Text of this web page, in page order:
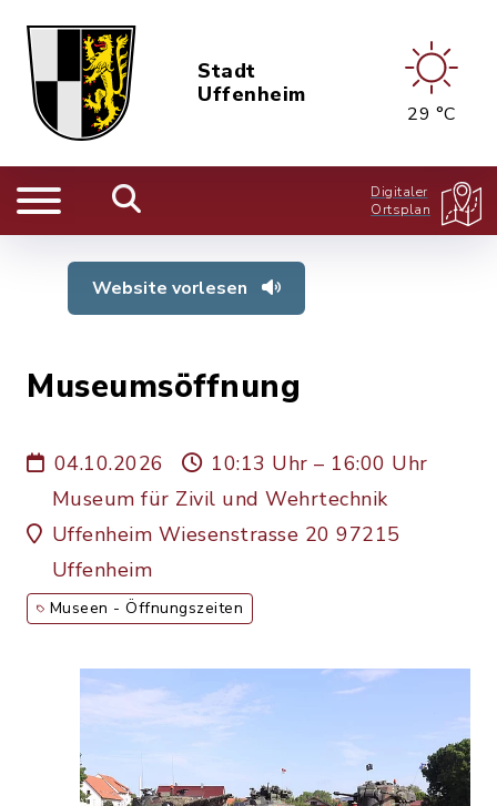
Stadt
Uffenheim
29 °C
Digitaler
Ortsplan
Website vorlesen
Museumsöffnung
04.10.2026
10:13 Uhr – 16:00 Uhr
Museum für Zivil und Wehrtechnik
Uffenheim Wiesenstrasse 20 97215
Uffenheim
Museen - Öffnungszeiten